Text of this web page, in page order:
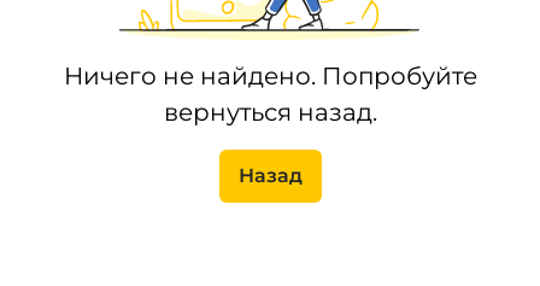
Ничего не найдено. Попробуйте
вернуться назад.
Назад